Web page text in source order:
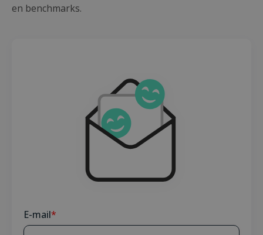
en benchmarks.
E-mail*